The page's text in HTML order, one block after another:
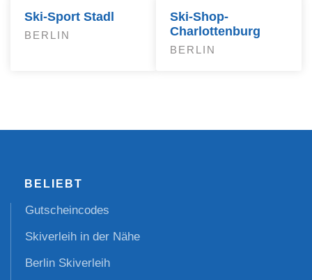
Ski-Sport Stadl
BERLIN
Ski-Shop-
Charlottenburg
BERLIN
BELIEBT
Gutscheincodes
Skiverleih in der Nähe
Berlin Skiverleih